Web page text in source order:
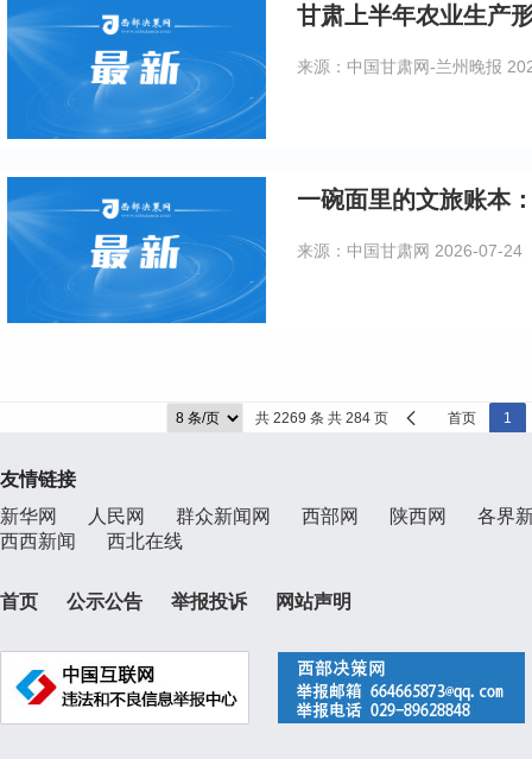
甘肃上半年农业生产
来源：中国甘肃网-兰州晚报
一碗面里的文旅账本
来源：中国甘肃网 2026-07-24
共 2269 条 共 284 页 首页 1
友情链接
新华网
人民网 群众新闻网 西部网 陕西网
各界
西西新闻
西北在线
首页 公示公告 举报投诉 网站声明